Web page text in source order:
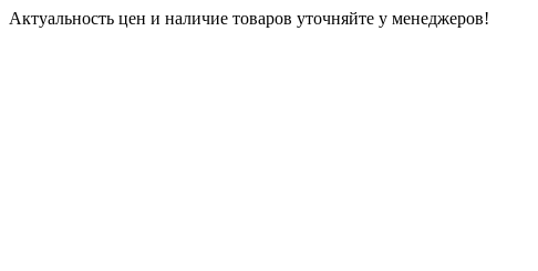
Актуальность цен и наличие товаров уточняйте у менеджеров!